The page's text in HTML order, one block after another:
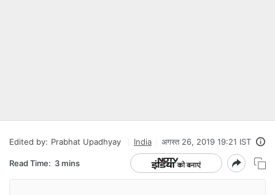
Edited by: Prabhat Upadhyay India अगस्त 26, 2019 19:21 IST
Read Time: 3 mins